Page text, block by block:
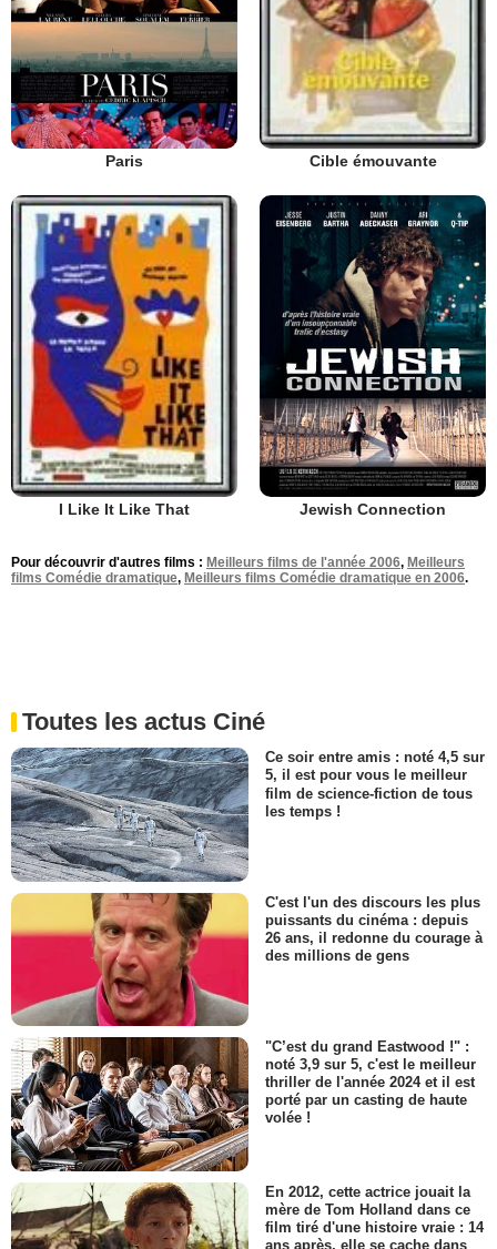
Paris Cible émouvante
I Like It Like That Jewish Connection
Pour découvrir d'autres films : Meilleurs films de l'année 2006, Meilleurs
films Comédie dramatique, Meilleurs films Comédie dramatique en 2006.
Toutes les actus Ciné
Ce soir entre amis : noté 4,5 sur
5, il est pour vous le meilleur
film de science-fiction de tous
les temps !
C'est l'un des discours les plus
puissants du cinéma : depuis
26 ans, il redonne du courage à
des millions de gens
"C’est du grand Eastwood !" :
noté 3,9 sur 5, c'est le meilleur
thriller de l'année 2024 et il est
porté par un casting de haute
volée !
En 2012, cette actrice jouait la
mère de Tom Holland dans ce
film tiré d'une histoire vraie : 14
ans après, elle se cache dans